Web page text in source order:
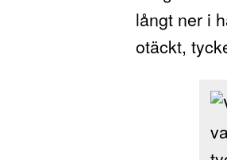
långt ner i
otäckt,